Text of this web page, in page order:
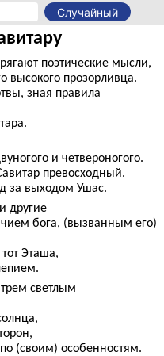
Случайный
поэтические мысли,
высокого прозорливца.
зная правила
и четвероногого.
превосходный.
за выходом Ушас.
другие
бога, (вызванным его)
Эташа,
светлым
(своим) особенностям.